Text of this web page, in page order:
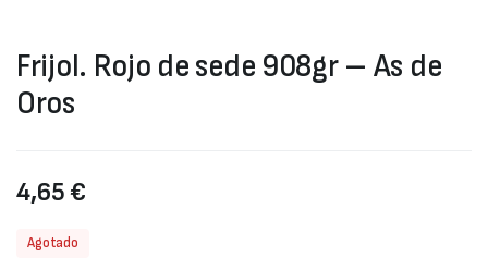
Frijol. Rojo de sede 908gr – As de
Oros
4,65€
Agotado